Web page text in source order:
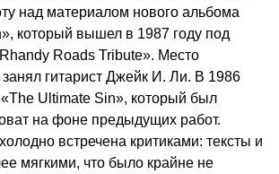
над материалом нового альбома
», который вышел в 1987 году под
Rhandy Roads Tribute». Место
гитарист Джейк И. Ли. В 1986
The Ultimate Sin», который был
на фоне предыдущих работ.
встречена критиками: тексты и
мягкими, что было крайне не